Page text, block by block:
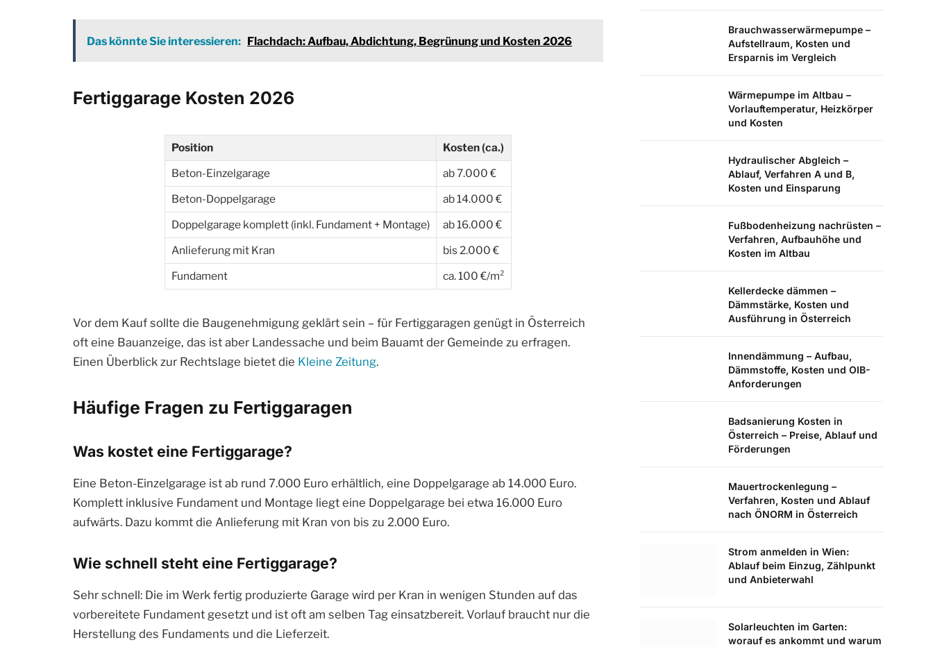
Das könnte Sie interessieren: Flachdach: Aufbau, Abdichtung, Begrünung und Kosten 2026
Fertiggarage Kosten 2026
Position
Kosten (ca.)
Beton-Einzelgarage
ab 7.000 €
Beton-Doppelgarage
ab 14.000 €
Doppelgarage komplett (inkl. Fundament + Montage)
ab 16.000 €
Anlieferung mit Kran
bis 2.000 €
Fundament
ca. 100 €/m²
Vor dem Kauf sollte die Baugenehmigung geklärt sein – für Fertiggaragen genügt in Österreich
oft eine Bauanzeige, das ist aber Landessache und beim Bauamt der Gemeinde zu erfragen.
Einen Überblick zur Rechtslage bietet die Kleine Zeitung.
Häufige Fragen zu Fertiggaragen
Was kostet eine Fertiggarage?
Eine Beton-Einzelgarage ist ab rund 7.000 Euro erhältlich, eine Doppelgarage ab 14.000 Euro.
Komplett inklusive Fundament und Montage liegt eine Doppelgarage bei etwa 16.000 Euro
aufwärts. Dazu kommt die Anlieferung mit Kran von bis zu 2.000 Euro.
Wie schnell steht eine Fertiggarage?
Sehr schnell: Die im Werk fertig produzierte Garage wird per Kran in wenigen Stunden auf das
vorbereitete Fundament gesetzt und ist oft am selben Tag einsatzbereit. Vorlauf braucht nur die
Herstellung des Fundaments und die Lieferzeit.
Brauchwasserwärmepumpe –
Aufstellraum, Kosten und
Ersparnis im Vergleich
Wärmepumpe im Altbau –
Vorlauftemperatur, Heizkörper
und Kosten
Hydraulischer Abgleich –
Ablauf, Verfahren A und B,
Kosten und Einsparung
Fußbodenheizung nachrüsten –
Verfahren, Aufbauhöhe und
Kosten im Altbau
Kellerdecke dämmen –
Dämmstärke, Kosten und
Ausführung in Österreich
Innendämmung – Aufbau,
Dämmstoffe, Kosten und OIB-
Anforderungen
Badsanierung Kosten in
Österreich – Preise, Ablauf und
Förderungen
Mauertrockenlegung –
Verfahren, Kosten und Ablauf
nach ÖNORM in Österreich
Strom anmelden in Wien:
Ablauf beim Einzug, Zählpunkt
und Anbieterwahl
Solarleuchten im Garten:
worauf es ankommt und warum